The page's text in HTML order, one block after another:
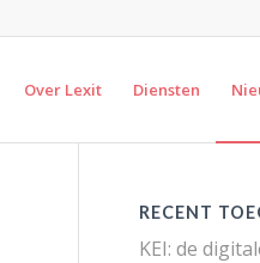
Over Lexit Diensten
RECENT
KEI: de